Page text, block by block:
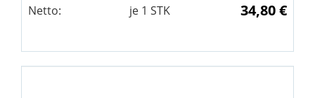
Netto:
je 1 STK 34,80 €